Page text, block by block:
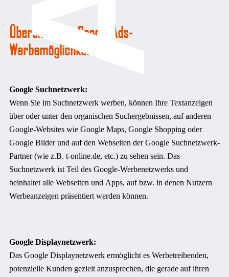
Übersicht der Google Ads-
Werbemöglichkeiten:
Google Suchnetzwerk:
Wenn Sie im Suchnetzwerk werben, können Ihre Textanzeigen
über oder unter den organischen Suchergebnissen, auf anderen
Google-Websites wie Google Maps, Google Shopping oder
Google Bilder und auf den Webseiten der Google Suchnetzwerk-
Partner (wie z.B. t-online.de, etc.) zu sehen sein. Das
Suchnetzwerk ist Teil des Google-Werbenetzwerks und
beinhaltet alle Webseiten und Apps, auf bzw. in denen Nutzern
Werbeanzeigen präsentiert werden können.
Google Displaynetzwerk:
Das Google Displaynetzwerk ermöglicht es Werbetreibenden,
potenzielle Kunden gezielt anzusprechen, die gerade auf ihren